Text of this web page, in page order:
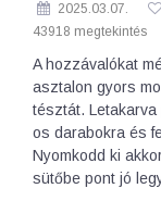
2025.03.07.
43918 megtekintés
A hozzávalókat
asztalon gyors
tésztát.
os darabokra és
Nyomkodd ki
sütőbe pont jó